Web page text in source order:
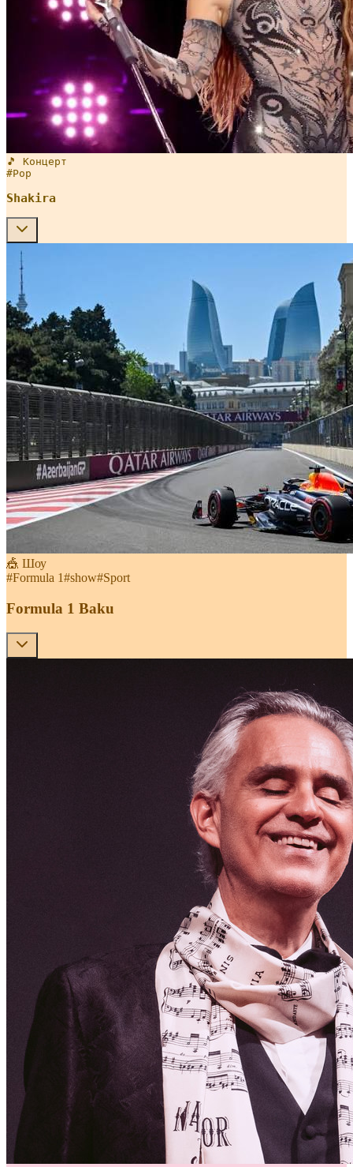
🎵 Концерт
#Pop
Shakira
🎪 Шоу
#Formula 1#show#Sport
Formula 1 Baku